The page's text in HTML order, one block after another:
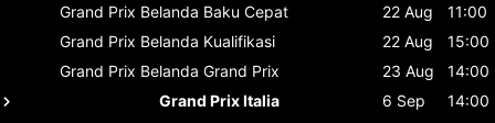
Grand Prix Belanda Baku Cepat 22 Aug
11:00
Grand Prix Belanda Kualifikasi 22 Aug
15:00
Grand Prix Belanda Grand Prix 23 Aug
14:00
Grand Prix Italia
6 Sep
14:00